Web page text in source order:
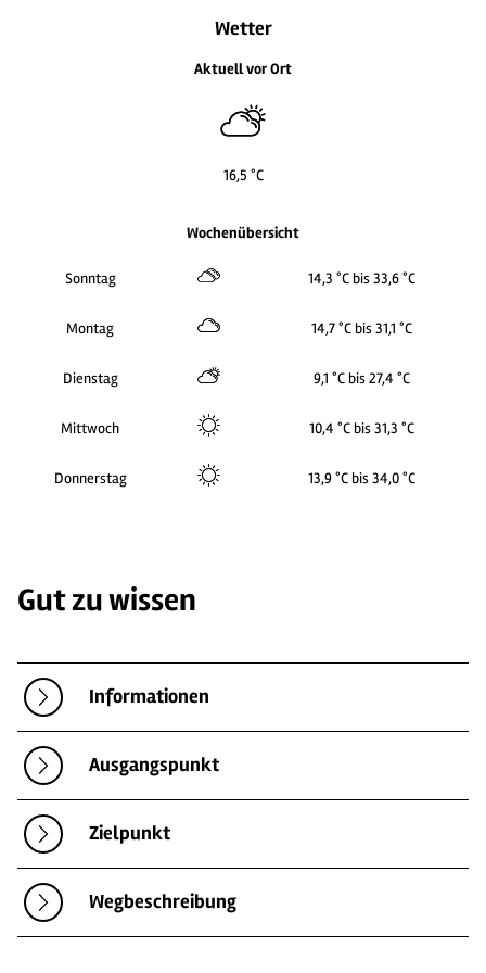
Wetter
Aktuell vor Ort
16,5 °C
Wochenübersicht
Sonntag 14,3 °C bis 33,6 °C
Montag 14,7 °C bis 31,1 °C
Dienstag 9,1 °C bis 27,4 °C
Mittwoch 10,4 °C bis 31,3 °C
Donnerstag 13,9 °C bis 34,0 °C
Gut zu wissen
Informationen
Ausgangspunkt
Zielpunkt
Wegbeschreibung